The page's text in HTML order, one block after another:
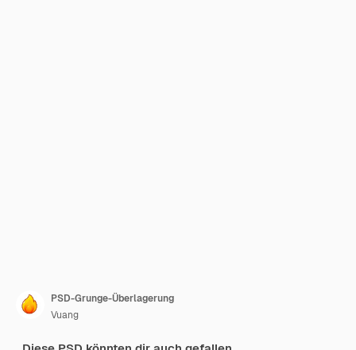
PSD-Grunge-Überlagerung
Vuang